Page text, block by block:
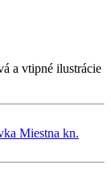
a vtipné ilustrácie
Miestna kn.